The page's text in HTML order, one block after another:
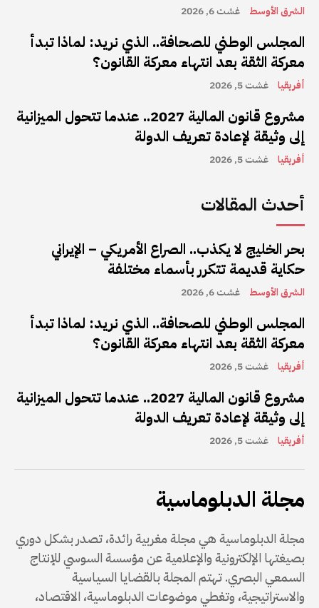
الشرق الأوسط غشت 6, 2026
المجلس الوطني للصحافة.. الذي نريد: لماذا تبدأ
معركة الثقة بعد انتهاء معركة القانون؟
أفريقيا غشت 5, 2026
مشروع قانون المالية 2027.. عندما تتحول الميزانية
إلى وثيقة لإعادة تعريف الدولة
أفريقيا غشت 5, 2026
أحدث المقالات
بحر الخليج لا يكذب.. الصراع الأمريكي – الإيراني
حكاية قديمة تتكرر بأسماء مختلفة
الشرق الأوسط غشت 6, 2026
المجلس الوطني للصحافة.. الذي نريد: لماذا تبدأ
معركة الثقة بعد انتهاء معركة القانون؟
أفريقيا غشت 5, 2026
مشروع قانون المالية 2027.. عندما تتحول الميزانية
إلى وثيقة لإعادة تعريف الدولة
أفريقيا غشت 5, 2026
مجلة الدبلوماسية
مجلة الدبلوماسية هي مجلة مغربية رائدة، تصدر بشكل دوري
بصيغتها الإلكترونية والإعلامية عن مؤسسة السوسي للإنتاج
السمعي البصري. تهتم المجلة بالقضايا السياسية
والاستراتيجية، وتغطي موضوعات الدبلوماسية، الاقتصاد،